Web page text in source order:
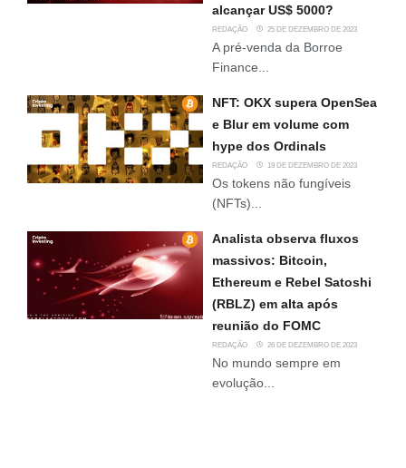
alcançar US$ 5000?
REDAÇÃO 25 DE DEZEMBRO DE 2023
A pré-venda da Borroe
Finance...
NFT: OKX supera OpenSea
e Blur em volume com
hype dos Ordinals
REDAÇÃO 19 DE DEZEMBRO DE 2023
Os tokens não fungíveis
(NFTs)...
Analista observa fluxos
massivos: Bitcoin,
Ethereum e Rebel Satoshi
(RBLZ) em alta após
reunião do FOMC
REDAÇÃO 26 DE DEZEMBRO DE 2023
No mundo sempre em
evolução...